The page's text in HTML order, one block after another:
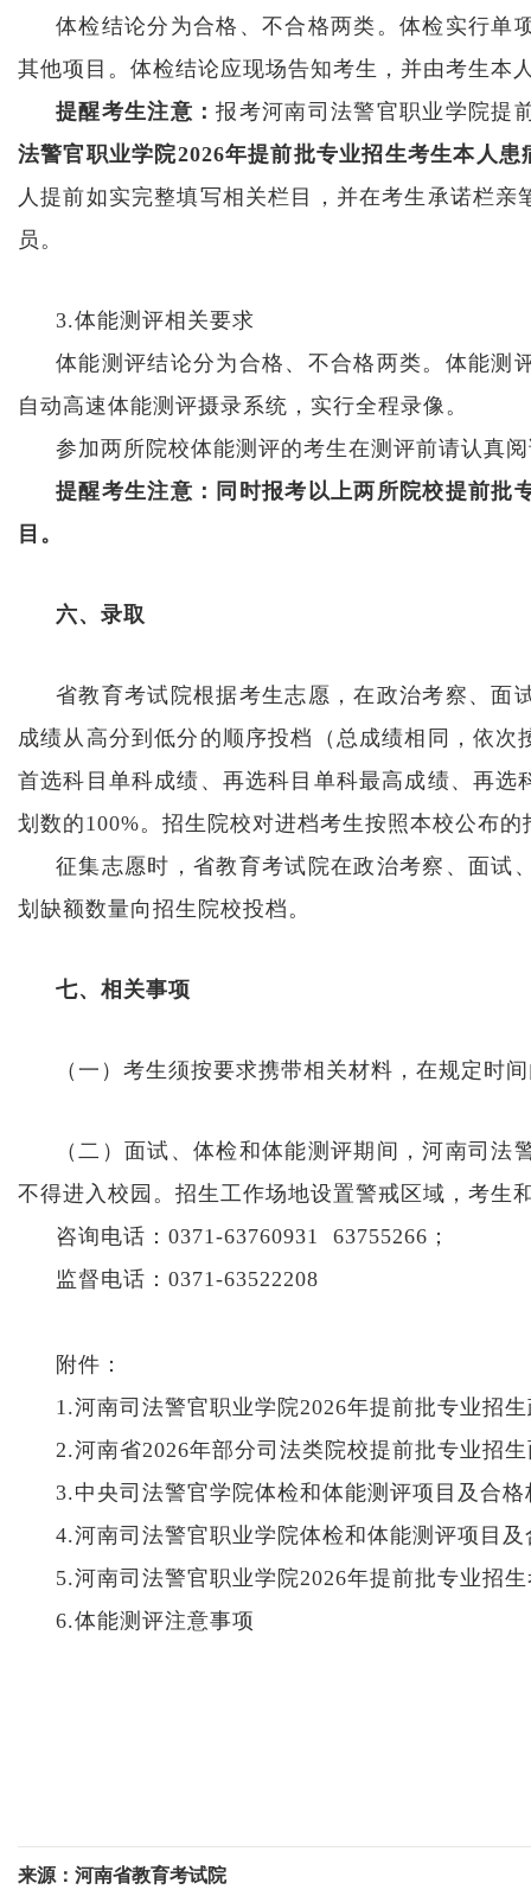
体检结论分为合格、不合格两类。体检实行单
其他项目。体检结论应现场告知考生，并由考生本
提醒考生注意：报考河南司法警官职业学院提
法警官职业学院2026年提前批专业招生考生本人患
人提前如实完整填写相关栏目，并在考生承诺栏
员。
3.体能测评相关要求
体能测评结论分为合格、不合格两类。体能测
自动高速体能测评摄录系统，实行全程录像。
参加两所院校体能测评的考生在测评前请认真
提醒考生注意：同时报考以上两所院校提前批
目。
六、录取
省教育考试院根据考生志愿，在政治考察、面
成绩从高分到低分的顺序投档（总成绩相同，依
首选科目单科成绩、再选科目单科最高成绩、再
划数的100%。招生院校对进档考生按照本校公布
征集志愿时，省教育考试院在政治考察、面试
划缺额数量向招生院校投档。
七、相关事项
（一）考生须按要求携带相关材料，在规定时
（二）面试、体检和体能测评期间，河南司
不得进入校园。招生工作场地设置警戒区域，考生
咨询电话：0371-63760931 63755266；
监督电话：0371-63522208
附件：
1.河南司法警官职业学院2026年提前批专业招
2.河南省2026年部分司法类院校提前批专业招
3.中央司法警官学院体检和体能测评项目及合格
4.河南司法警官职业学院体检和体能测评项目及
5.河南司法警官职业学院2026年提前批专业招
6.体能测评注意事项
来源：河南省教育考试院